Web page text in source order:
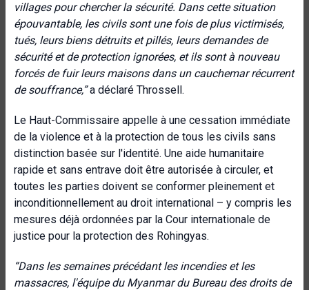
villages pour chercher la sécurité. Dans cette situation
épouvantable, les civils sont une fois de plus victimisés,
tués, leurs biens détruits et pillés, leurs demandes de
sécurité et de protection ignorées, et ils sont à nouveau
forcés de fuir leurs maisons dans un cauchemar récurrent
de souffrance,”a déclaré Throssell.
Le Haut-Commissaire appelle à une cessation immédiate
de la violence et à la protection de tous les civils sans
distinction basée sur l'identité. Une aide humanitaire
rapide et sans entrave doit être autorisée à circuler, et
toutes les parties doivent se conformer pleinement et
inconditionnellement au droit international – y compris les
mesures déjà ordonnées par la Cour internationale de
justice pour la protection des Rohingyas.
“Dans les semaines précédant les incendies et les
massacres, l'équipe du Myanmar du Bureau des droits de